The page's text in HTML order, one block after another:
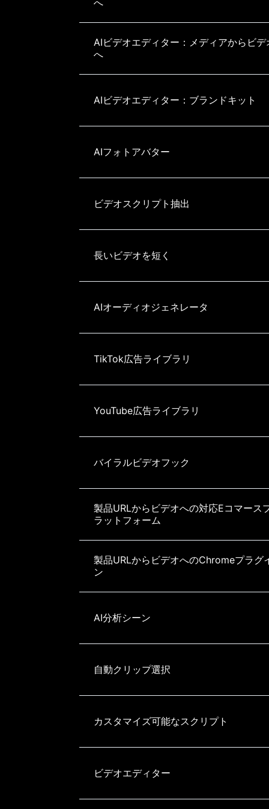
AIビデオエディター：メディアからビデ
へ
AIビデオエディター：ブランドキット
AIフォトアバター
ビデオスクリプト抽出
長いビデオを短く
AIオーディオジェネレータ
TikTok広告ライブラリ
YouTube広告ライブラリ
バイラルビデオフック
製品URLからビデオへの対応Eコマース
ラットフォーム
製品URLからビデオへのChromeプラグ
ン
AI分析シーン
自動クリップ選択
カスタマイズ可能なスクリプト
ビデオエディター